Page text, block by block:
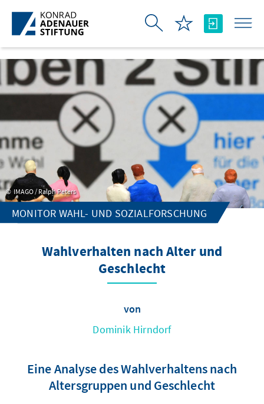
Zum Hauptinhalt springen
IMAGO / Ralph Peters
MONITOR WAHL- UND SOZIALFORSCHUNG
Wahlverhalten nach Alter und
Geschlecht
von
Dominik Hirndorf
Eine Analyse des Wahlverhaltens nach
Altersgruppen und Geschlecht